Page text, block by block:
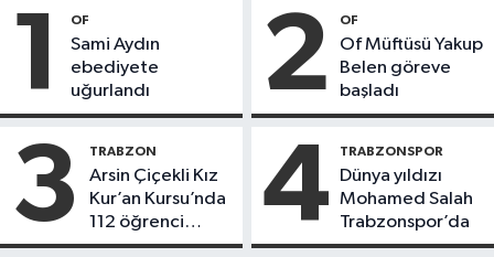
1 OF
Sami Aydın
ebediyete
uğurlandı
2 OF
Of Müftüsü Yakup
Belen göreve
başladı
3 TRABZON
Arsin Çiçekli Kız
Kur’an Kursu’nda
112 öğrenci
icazet aldı
4 TRABZONSPOR
Dünya yıldızı
Mohamed Salah
Trabzonspor’da